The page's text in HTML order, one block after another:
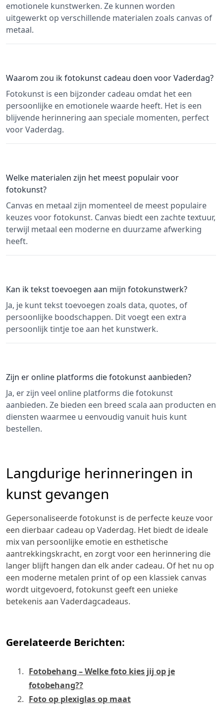
emotionele kunstwerken. Ze kunnen worden
uitgewerkt op verschillende materialen zoals canvas of
metaal.
Waarom zou ik fotokunst cadeau doen voor Vaderdag?
Fotokunst is een bijzonder cadeau omdat het een
persoonlijke en emotionele waarde heeft. Het is een
blijvende herinnering aan speciale momenten, perfect
voor Vaderdag.
Welke materialen zijn het meest populair voor
fotokunst?
Canvas en metaal zijn momenteel de meest populaire
keuzes voor fotokunst. Canvas biedt een zachte textuur,
terwijl metaal een moderne en duurzame afwerking
heeft.
Kan ik tekst toevoegen aan mijn fotokunstwerk?
Ja, je kunt tekst toevoegen zoals data, quotes, of
persoonlijke boodschappen. Dit voegt een extra
persoonlijk tintje toe aan het kunstwerk.
Zijn er online platforms die fotokunst aanbieden?
Ja, er zijn veel online platforms die fotokunst
aanbieden. Ze bieden een breed scala aan producten en
diensten waarmee u eenvoudig vanuit huis kunt
bestellen.
Langdurige herinneringen in
kunst gevangen
Gepersonaliseerde fotokunst is de perfecte keuze voor
een dierbaar cadeau op Vaderdag. Het biedt de ideale
mix van persoonlijke emotie en esthetische
aantrekkingskracht, en zorgt voor een herinnering die
langer blijft hangen dan elk ander cadeau. Of het nu op
een moderne metalen print of op een klassiek canvas
wordt uitgevoerd, fotokunst geeft een unieke
betekenis aan Vaderdagcadeaus.
Gerelateerde Berichten:
Fotobehang – Welke foto kies jij op je
fotobehang??
Foto op plexiglas op maat